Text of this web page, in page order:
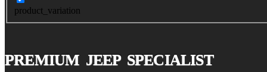
product_variation
PREMIUM JEEP SPECIALIST